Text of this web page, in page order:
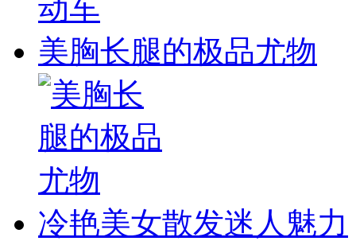
美胸长腿的极品尤物
冷艳美女散发迷人魅力